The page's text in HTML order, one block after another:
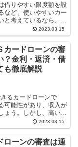
借りやすい限度額を設
など、使いやすいカー
と考えているなら、借
2023.03.15
カードローンの審
？金利・返済・借
も徹底解説
るカードローンで
可能性があり、収入が
う。しかし、高い限
2023.03.15
ローンの審査は通